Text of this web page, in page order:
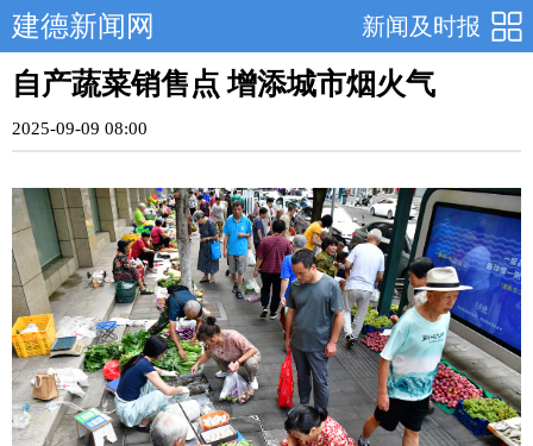
新闻及时报
建德新闻网
自产蔬菜销售点 增添城市烟火气
2025-09-09 08:00